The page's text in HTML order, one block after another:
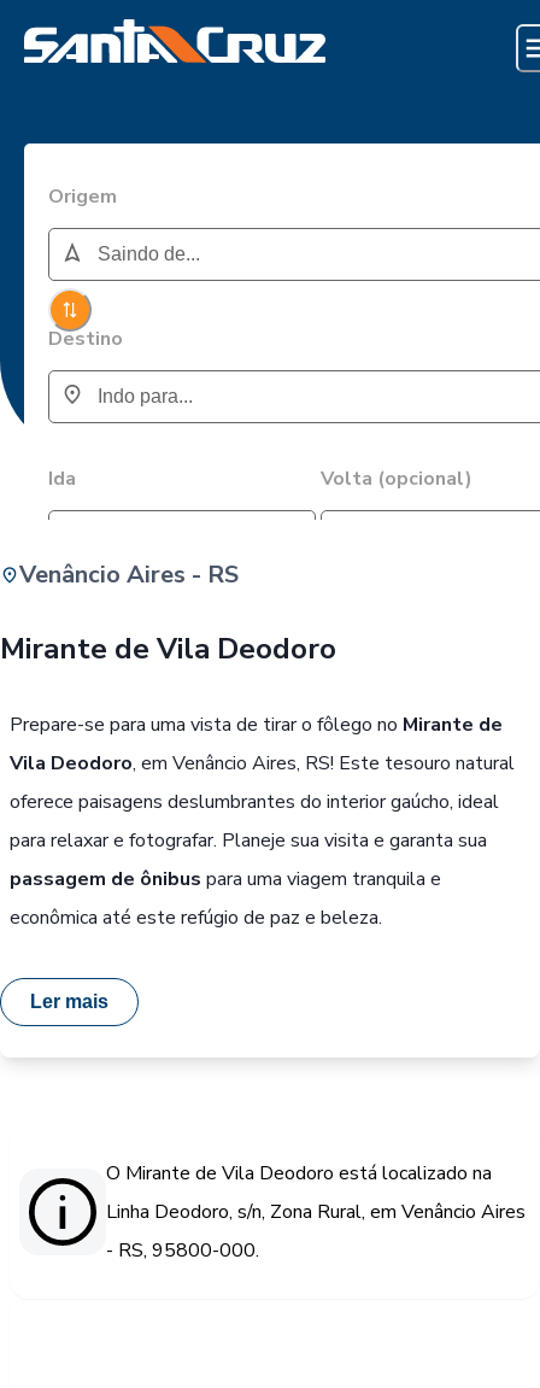
Origem
Destino
Ida Volta (opcional)
Venâncio Aires - RS
Mirante de Vila Deodoro
Prepare-se para uma vista de tirar o fôlego no Mirante de
Vila Deodoro, em Venâncio Aires, RS! Este tesouro natural
oferece paisagens deslumbrantes do interior gaúcho, ideal
para relaxar e fotografar. Planeje sua visita e garanta sua
passagem de ônibus para uma viagem tranquila e
econômica até este refúgio de paz e beleza.
Ler mais
O Mirante de Vila Deodoro está localizado na
Linha Deodoro, s/n, Zona Rural, em Venâncio Aires
- RS, 95800-000.